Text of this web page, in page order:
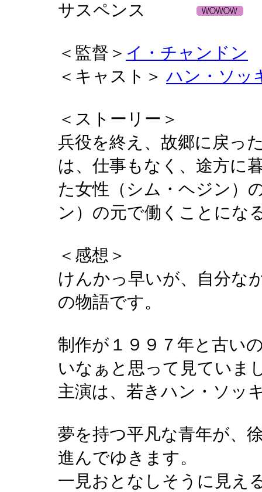
サスペンス
＜監督＞ イ・チャンドン
＜キャスト＞ ハン・ソッ
＜ストーリー＞
兵役を終え、故郷に戻っ
は、仕事もなく、途方に
た女性（シム・ヘジン）
ン）の元で働くことにな
＜感想＞
けんかっ早いが、自分な
の物語です。
制作が１９９７年と古い
いなぁと思って見ていま
主演は、若きハン・ソッ
夢を持つ平凡な青年が、
進んでゆきます。
一見おとなしそうに見え